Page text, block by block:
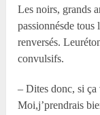
Les noirs, grands
passionnésde tous
renversés.
convulsifs.
– Dites donc, si
Moi,j’prendrais